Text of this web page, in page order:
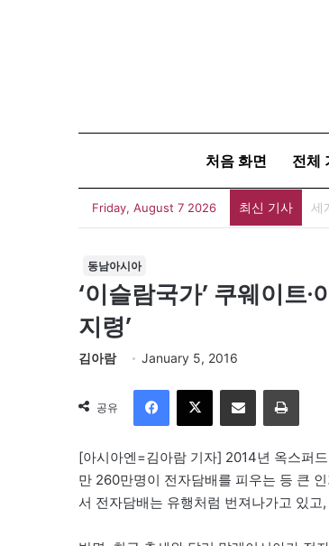
처음 화면 전체
Friday, August 7 2026 최신 기사 세
동남아시아
‘이슬람국가’ 쿠웨이트
지령’
김아람 January 5, 2016
공유
이메일
[아시아엔=김아람 기자] 2014년 옥스퍼
만 260만명이 전자담배를 피우는 등 큰
서 전자담배는 유행처럼 번져나가고 있